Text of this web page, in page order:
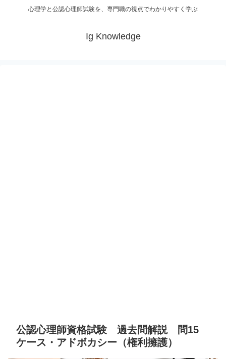
心理学と公認心理師試験を、専門職の視点でわかりやすく学ぶ
Ig Knowledge
公認心理師資格試験 過去問解説 問15
ケース・アドボカシー（権利擁護）